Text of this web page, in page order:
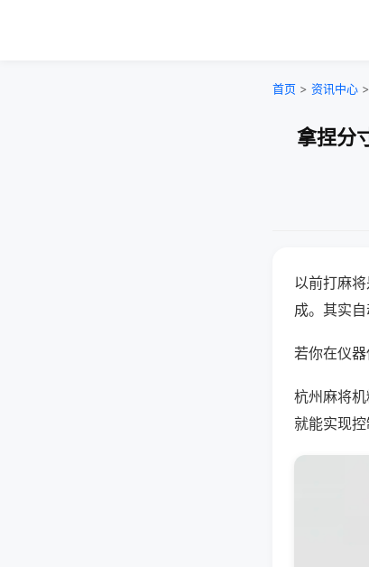
首页 > 资讯中心 >
拿捏分
以前打麻
成。其实
若你在仪
杭州麻将
就能实现控